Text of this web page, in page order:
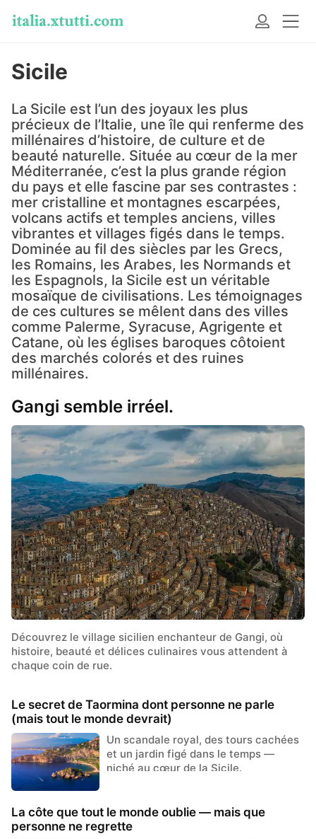
Sicile
La Sicile est l’un des joyaux les plus
précieux de l’Italie, une île qui renferme des
millénaires d’histoire, de culture et de
beauté naturelle. Située au cœur de la mer
Méditerranée, c’est la plus grande région
du pays et elle fascine par ses contrastes :
mer cristalline et montagnes escarpées,
volcans actifs et temples anciens, villes
vibrantes et villages figés dans le temps.
Dominée au fil des siècles par les Grecs,
les Romains, les Arabes, les Normands et
les Espagnols, la Sicile est un véritable
mosaïque de civilisations. Les témoignages
de ces cultures se mêlent dans des villes
comme Palerme, Syracuse, Agrigente et
Catane, où les églises baroques côtoient
des marchés colorés et des ruines
millénaires.
Gangi semble irréel.
Découvrez le village sicilien enchanteur de Gangi, où
histoire, beauté et délices culinaires vous attendent à
chaque coin de rue.
Le secret de Taormina dont personne ne parle
(mais tout le monde devrait)
Un scandale royal, des tours cachées
et un jardin figé dans le temps —
niché au cœur de la Sicile.
La côte que tout le monde oublie — mais que
personne ne regrette